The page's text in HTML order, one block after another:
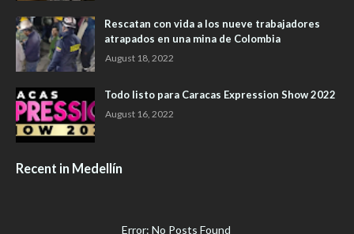
Rescatan con vida a los nueve trabajadores
atrapados en una mina de Colombia
August 18, 2022
Todo listo para Caracas Expression Show 2022
August 16, 2022
Recent in Medellín
Error: No Posts Found